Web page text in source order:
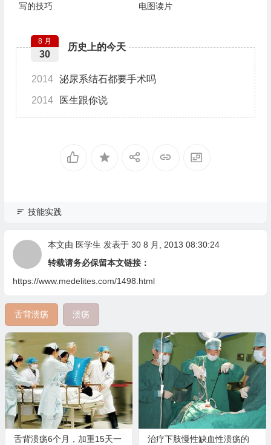
写的技巧
电图读片
历史上的今天
8 月
30
2014 泌尿系结石都要手术吗
2014 医生跟你说
技能实践
本文由 医学生 发表于 30 8 月, 2013 08:30:24
转载请务必保留本文链接：
https://www.medelites.com/1498.html
舌背溃疡 溃疡
舌背溃疡6个月，加重15天一 治疗下肢慢性缺血性溃疡的